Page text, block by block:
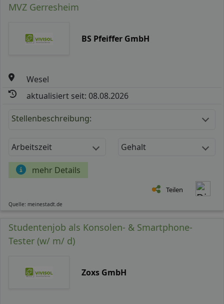
MVZ Gerresheim
BS Pfeiffer GmbH
Wesel
aktualisiert seit: 08.08.2026
Stellenbeschreibung:
Arbeitszeit Gehalt
mehr Details
Teilen
Quelle: meinestadt.de
Studentenjob als Konsolen- & Smartphone-
Tester (w/ m/ d)
Zoxs GmbH